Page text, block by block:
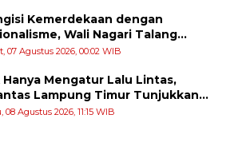
Kemerdekaan dengan
Wali Nagari Talang
Pengibaran Bendera Merah
07 Agustus 2026, 00:02 WIB
Hanya Mengatur Lalu Lintas,
Lampung Timur Tunjukkan
Sosial
08 Agustus 2026, 11:15 WIB